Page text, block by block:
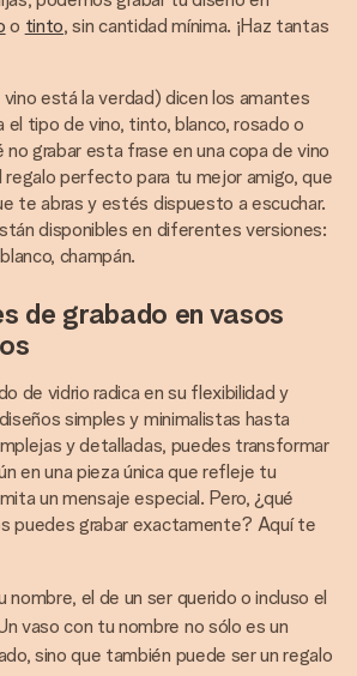
o tinto, sin cantidad mínima. ¡Haz tantas
está la verdad) dicen los amantes
el tipo de vino, tinto, blanco, rosado o
grabar esta frase en una copa de vino
regalo perfecto para tu mejor amigo, que
te abras y estés dispuesto a escuchar.
disponibles en diferentes versiones:
champán.
de grabado en vasos
de vidrio radica en su flexibilidad y
simples y minimalistas hasta
y detalladas, puedes transformar
en una pieza única que refleje tu
un mensaje especial. Pero, ¿qué
puedes grabar exactamente? Aquí te
nombre, el de un ser querido o incluso el
vaso con tu nombre no sólo es un
sino que también puede ser un regalo